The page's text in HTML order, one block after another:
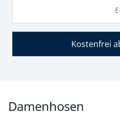
Kostenfrei
Damenhosen